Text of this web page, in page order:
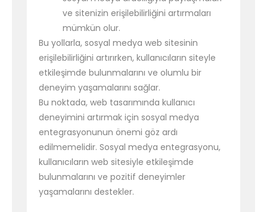
ve sitenizin erişilebilirliğini artırmaları
mümkün olur.
Bu yollarla, sosyal medya web sitesinin
erişilebilirliğini artırırken, kullanıcıların siteyle
etkileşimde bulunmalarını ve olumlu bir
deneyim yaşamalarını sağlar.
Bu noktada, web tasarımında kullanıcı
deneyimini artırmak için sosyal medya
entegrasyonunun önemi göz ardı
edilmemelidir. Sosyal medya entegrasyonu,
kullanıcıların web sitesiyle etkileşimde
bulunmalarını ve pozitif deneyimler
yaşamalarını destekler.